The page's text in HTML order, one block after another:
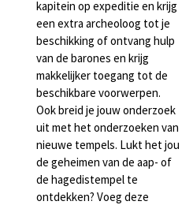
kapitein op expeditie en krijg
een extra archeoloog tot je
beschikking of ontvang hulp
van de barones en krijg
makkelijker toegang tot de
beschikbare voorwerpen.
Ook breid je jouw onderzoek
uit met het onderzoeken van
nieuwe tempels. Lukt het jou
de geheimen van de aap- of
de hagedistempel te
ontdekken? Voeg deze